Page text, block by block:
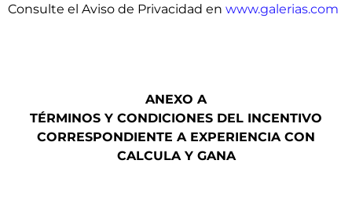
Consulte el Aviso de Privacidad en www.galerias.com
ANEXO A
TÉRMINOS Y CONDICIONES DEL INCENTIVO
CORRESPONDIENTE A EXPERIENCIA CON
CALCULA Y GANA